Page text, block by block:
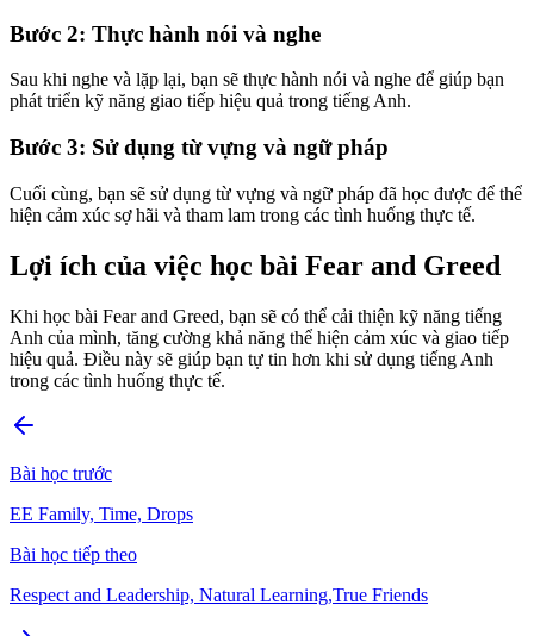
Bước 2: Thực hành nói và nghe
Sau khi nghe và lặp lại, bạn sẽ thực hành nói và nghe để giúp bạn
phát triển kỹ năng giao tiếp hiệu quả trong tiếng Anh.
Bước 3: Sử dụng từ vựng và ngữ pháp
Cuối cùng, bạn sẽ sử dụng từ vựng và ngữ pháp đã học được để thể
hiện cảm xúc sợ hãi và tham lam trong các tình huống thực tế.
Lợi ích của việc học bài Fear and Greed
Khi học bài Fear and Greed, bạn sẽ có thể cải thiện kỹ năng tiếng
Anh của mình, tăng cường khả năng thể hiện cảm xúc và giao tiếp
hiệu quả. Điều này sẽ giúp bạn tự tin hơn khi sử dụng tiếng Anh
trong các tình huống thực tế.
Bài học trước
EE Family, Time, Drops
Bài học tiếp theo
Respect and Leadership, Natural Learning,True Friends